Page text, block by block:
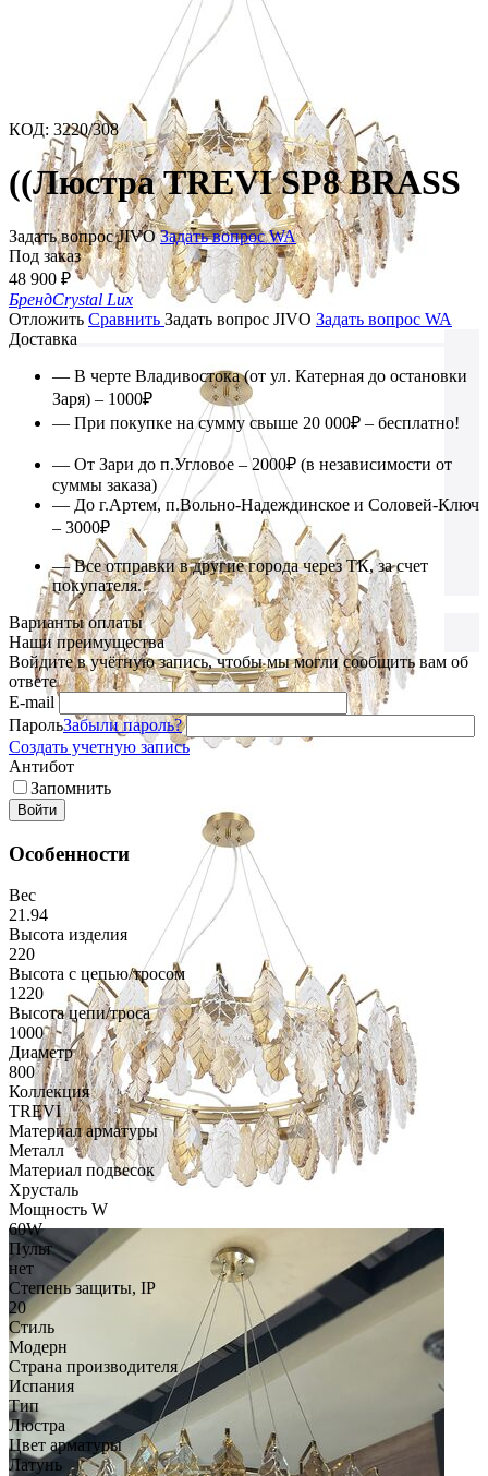
КОД: 3220/308
((Люстра TREVI SP8 BRASS
Задать вопрос JIVO Задать вопрос WA
Под заказ
48 900 ₽
БрендCrystal Lux
Отложить Сравнить Задать вопрос JIVO Задать вопрос WA
Доставка
— В черте Владивостока (от ул. Катерная до остановки
Заря) – 1000₽
— При покупке на сумму свыше 20 000₽ – бесплатно!
— От Зари до п.Угловое – 2000₽ (в независимости от
суммы заказа)
— До г.Артем, п.Вольно-Надеждинское и Соловей-Ключ
– 3000₽
— Все отправки в другие города через ТК, за счет
покупателя.
Варианты оплаты
Наши преимущества
Войдите в учётную запись, чтобы мы могли сообщить вам об
ответе
E-mail
ПарольЗабыли пароль?
Создать учетную запись
Антибот
Запомнить
Войти
Особенности
Вес
21.94
Высота изделия
220
Высота с цепью/тросом
1220
Высота цепи/троса
1000
Диаметр
800
Коллекция
TREVI
Материал арматуры
Металл
Материал подвесок
Хрусталь
Мощность W
60W
Пульт
нет
Степень защиты, IP
20
Стиль
Модерн
Страна производителя
Испания
Тип
Люстра
Цвет арматуры
Латунь